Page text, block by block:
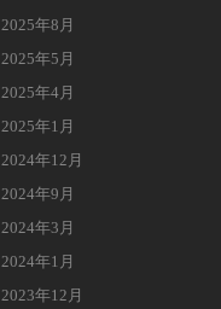
2025年8月
2025年5月
2025年4月
2025年1月
2024年12月
2024年9月
2024年3月
2024年1月
2023年12月